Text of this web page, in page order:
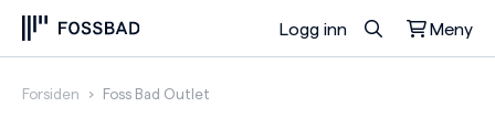
Logg inn Meny
Du har ingen produkter i handlekurven.
Forsiden › Foss Bad Outlet